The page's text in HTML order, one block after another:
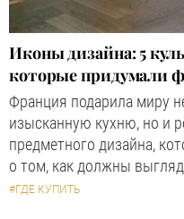
Иконы дизайна: 5
которые придумали
Франция подарила миру
изысканную кухню, но и
предметного дизайна,
о том, как должны
#ГДЕ КУПИТЬ